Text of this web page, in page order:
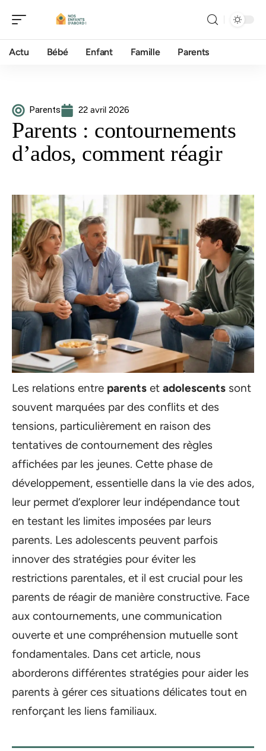
Actu Bébé Enfant Famille Parents
Parents 22 avril 2026
Parents : contournements
d’ados, comment réagir
Les relations entre parents et adolescents sont
souvent marquées par des conflits et des
tensions, particulièrement en raison des
tentatives de contournement des règles
affichées par les jeunes. Cette phase de
développement, essentielle dans la vie des ados,
leur permet d’explorer leur indépendance tout
en testant les limites imposées par leurs
parents. Les adolescents peuvent parfois
innover des stratégies pour éviter les
restrictions parentales, et il est crucial pour les
parents de réagir de manière constructive. Face
aux contournements, une communication
ouverte et une compréhension mutuelle sont
fondamentales. Dans cet article, nous
aborderons différentes stratégies pour aider les
parents à gérer ces situations délicates tout en
renforçant les liens familiaux.